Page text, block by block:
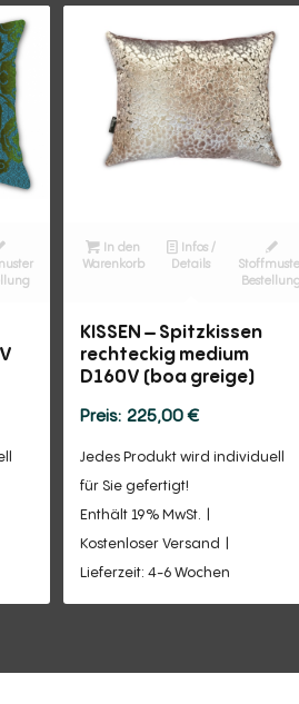
In den
Warenkorb
Infos /
Details
Bestellung
KISSEN – Spitzkissen
rechteckig medium
D160V (boa greige)
225,00€
Jedes Produkt wird individuell
für Sie gefertigt!
Enthält 19% MwSt.
Kostenloser Versand
Lieferzeit: 4-6 Wochen